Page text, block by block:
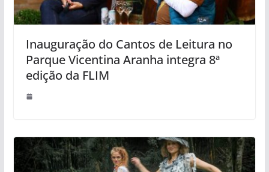
Inauguração do Cantos de Leitura no
Parque Vicentina Aranha integra 8ª
edição da FLIM